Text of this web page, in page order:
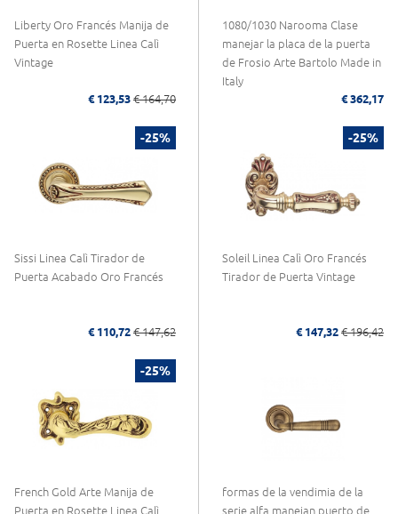
Liberty Oro Francés Manija de
Puerta en Rosette Linea Calì
Vintage
€ 123,53 € 164,70
1080/1030 Narooma Clase
manejar la placa de la puerta
de Frosio Arte Bartolo Made in
Italy
€ 362,17
-25%
Sissi Linea Calì Tirador de
Puerta Acabado Oro Francés
€ 110,72 € 147,62
-25%
Soleil Linea Calì Oro Francés
Tirador de Puerta Vintage
€ 147,32 € 196,42
-25%
French Gold Arte Manija de
Puerta en Rosette Linea Calì
formas de la vendimia de la
serie alfa manejan puerto de